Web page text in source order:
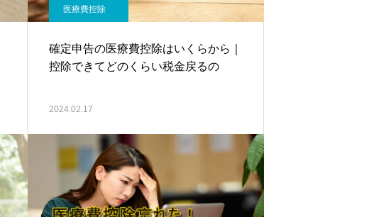
医療費控除
確定申告の医療費控除はいくらから｜
控除できてどのくらい税金戻るの
2024.02.17